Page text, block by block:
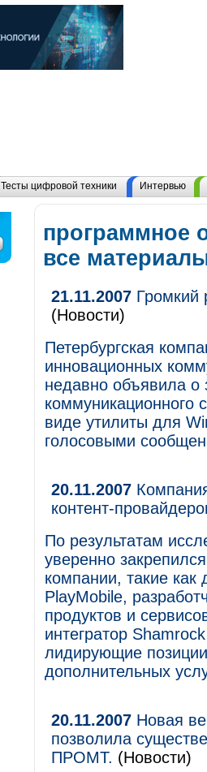
Тесты цифровой техники Интервью
программное
все
21.11.2007 Громкий
(Новости)
Петербургская
инновационных
недавно объявила о
коммуникационного
виде утилиты для
голосовыми
20.11.2007
контент-
По результатам
уверенно
компании, такие как
PlayMobile,
продуктов и
интегратор
лидирующие
дополнительных
20.11.2007 Новая
позволила
ПРОМТ. (Новости)